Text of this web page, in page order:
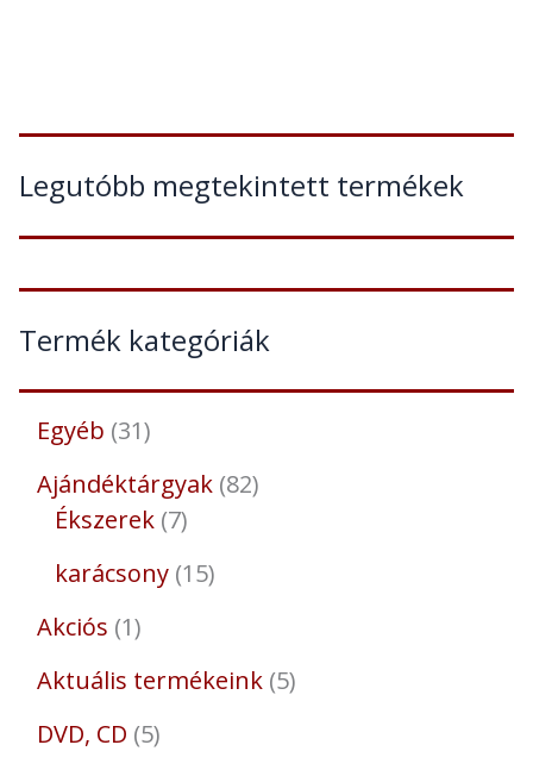
Legutóbb megtekintett termékek
Termék kategóriák
Egyéb 31
Ajándéktárgyak 82
Ékszerek 7
karácsony 15
Akciós 1
Aktuális termékeink 5
DVD, CD 5